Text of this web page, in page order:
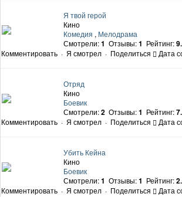
Я твой герой
Кино
Комедия , Мелодрама
Смотрели:1 Отзывы:1 Рейтинг:
Комментировать · Я смотрел · Поделиться Дата
Отряд
Кино
Боевик
Смотрели:2 Отзывы:1 Рейтинг:
Комментировать · Я смотрел · Поделиться Дата
Убить Кейна
Кино
Боевик
Смотрели:1 Отзывы:1 Рейтинг:
Комментировать · Я смотрел · Поделиться Дата